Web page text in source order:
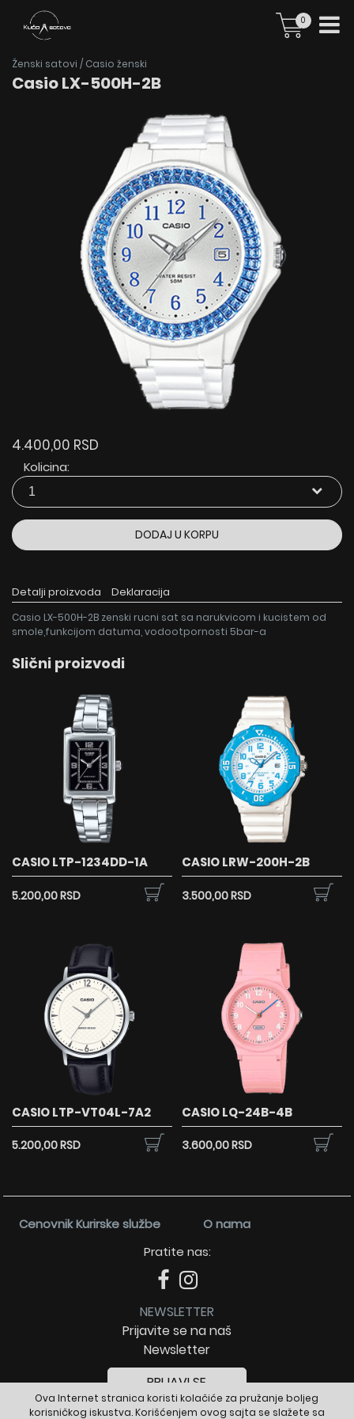
Ova Internet stranica koristi kolačiće za pružanje boljeg
korisničkog iskustva. Korišćenjem ovog sajta se slažete sa
0
Ženski satovi / Casio ženski
Casio LX-500H-2B
4.400,00 RSD
Kolicina:
DODAJ U KORPU
Detalji proizvoda Deklaracija
Casio LX-500H-2B zenski rucni sat sa narukvicom i kucistem od
smole,funkcijom datuma, vodootpornosti 5bar-a
Slični proizvodi
CASIO LTP-1234DD-1A
5.200,00 RSD
CASIO LRW-200H-2B
3.500,00 RSD
CASIO LTP-VT04L-7A2
5.200,00 RSD
CASIO LQ-24B-4B
3.600,00 RSD
Cenovnik Kurirske službe
O nama
Pratite nas:
NEWSLETTER
Prijavite se na naš
Newsletter
PRIJAVI SE